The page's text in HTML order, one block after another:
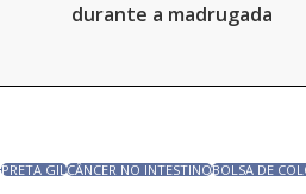
durante a madrugada
PRETA GILCÂNCER NO INTESTINOBOLSA DE